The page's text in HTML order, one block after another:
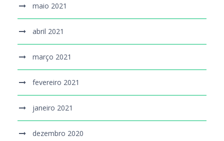
maio 2021
abril 2021
março 2021
fevereiro 2021
janeiro 2021
dezembro 2020